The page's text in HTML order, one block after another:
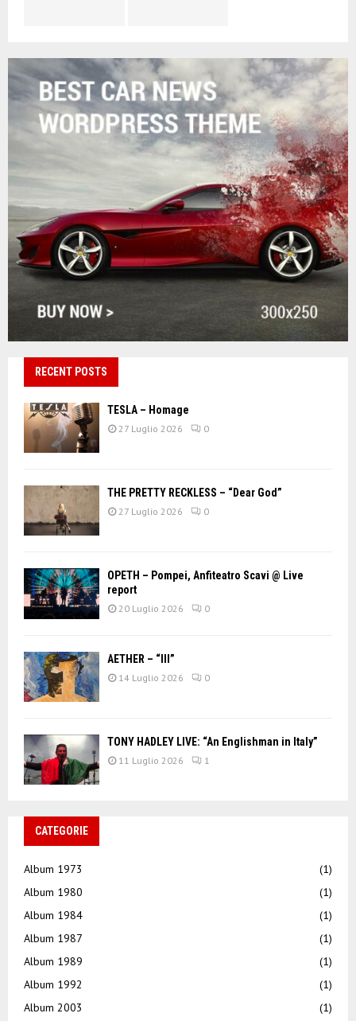
RECENT POSTS
TESLA – Homage
27 Luglio 2026 0
THE PRETTY RECKLESS – “Dear God”
27 Luglio 2026 0
OPETH – Pompei, Anfiteatro Scavi @ Live
report
20 Luglio 2026 0
AETHER – “III”
14 Luglio 2026 0
TONY HADLEY LIVE: “An Englishman in Italy”
11 Luglio 2026 1
CATEGORIE
Album 1973
(1)
Album 1980
(1)
Album 1984
(1)
Album 1987
(1)
Album 1989
(1)
Album 1992
(1)
Album 2003
(1)